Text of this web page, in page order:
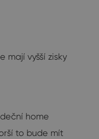
mají vyšší zisky
home
to bude mít